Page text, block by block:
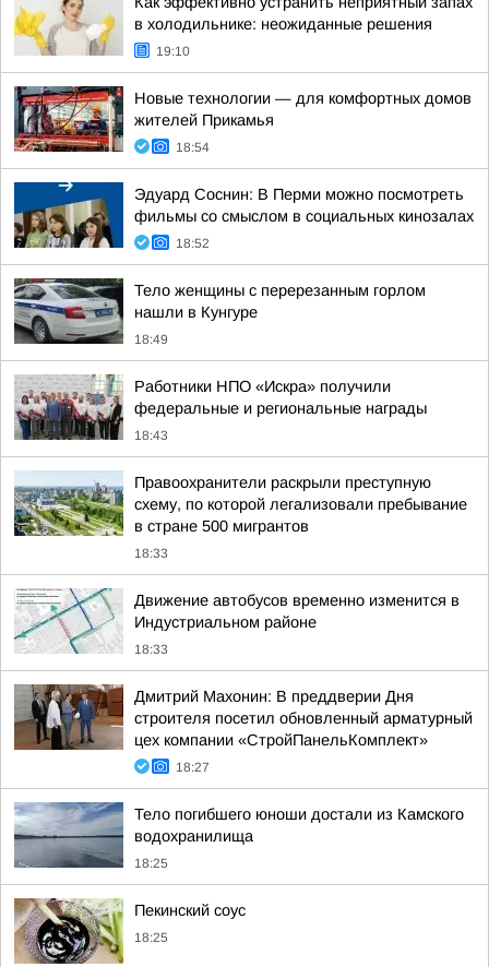
в холодильнике: неожиданные решения
19:10
Новые технологии — для комфортных домов
жителей Прикамья
18:54
Эдуард Соснин: В Перми можно посмотреть
фильмы со смыслом в социальных кинозалах
18:52
Тело женщины с перерезанным горлом
нашли в Кунгуре
18:49
Работники НПО «Искра» получили
федеральные и региональные награды
18:43
Правоохранители раскрыли преступную
схему, по которой легализовали пребывание
в стране 500 мигрантов
18:33
Движение автобусов временно изменится в
Индустриальном районе
18:33
Дмитрий Махонин: В преддверии Дня
строителя посетил обновленный арматурный
цех компании «СтройПанельКомплект»
18:27
Тело погибшего юноши достали из Камского
водохранилища
18:25
Пекинский соус
18:25